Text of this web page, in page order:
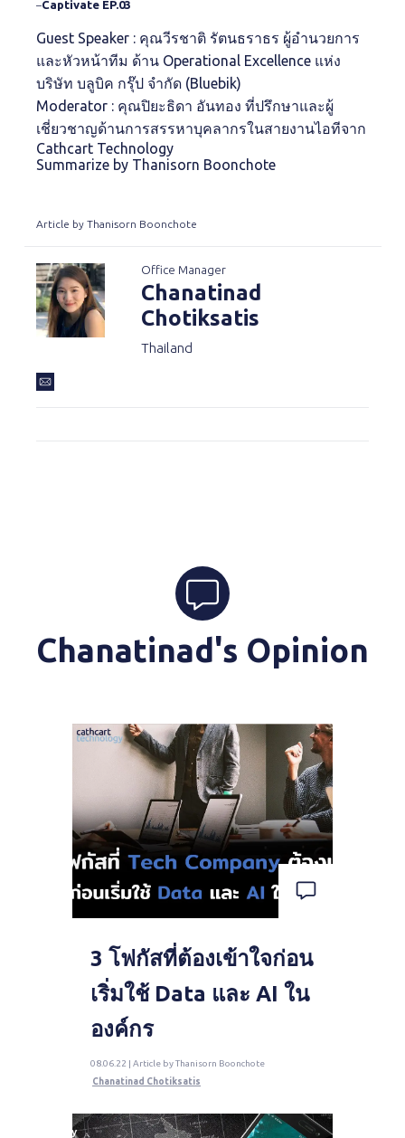
–Captivate EP.03
Guest Speaker : คุณวีรชาติ รัตนธราธร ผู้อำนวยการ
และหัวหน้าทีม ด้าน Operational Excellence แห่ง
บริษัท บลูบิค กรุ๊ป จำกัด (Bluebik)
Moderator : คุณปิยะธิดา อันทอง ที่ปรึกษาและผู้
เชี่ยวชาญด้านการสรรหาบุคลากรในสายงานไอทีจาก
Cathcart Technology
Summarize by Thanisorn Boonchote
Article by Thanisorn Boonchote
Office Manager
Chanatinad
Chotiksatis
Thailand
Chanatinad's Opinion
3 โฟกัสที่ต้องเข้าใจก่อน
เริ่มใช้ Data และ AI ใน
องค์กร
08.06.22 | Article by Thanisorn Boonchote
Chanatinad Chotiksatis